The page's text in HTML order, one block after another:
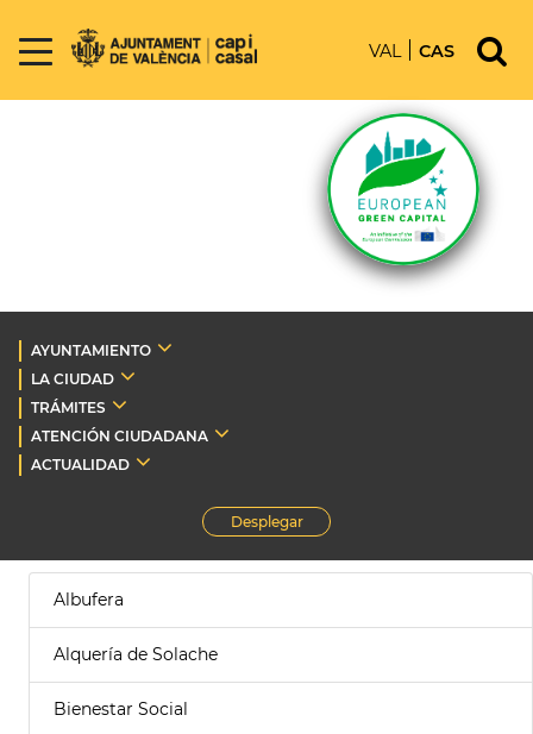
VAL CAS
AYUNTAMIENTO
LA CIUDAD
TRÁMITES
ATENCIÓN CIUDADANA
ACTUALIDAD
Desplegar
Albufera
Alquería de Solache
Bienestar Social